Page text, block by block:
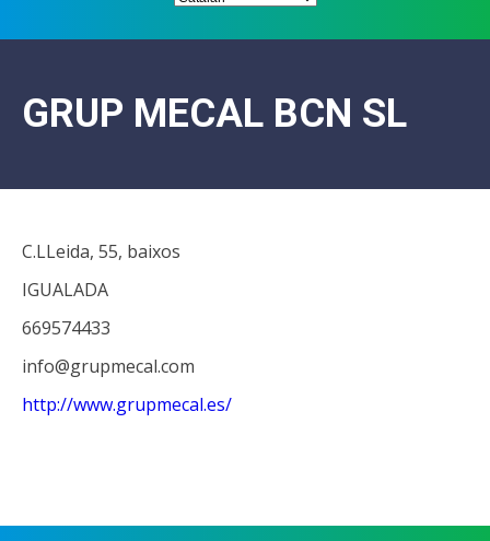
GRUP MECAL BCN SL
C.LLeida, 55, baixos
IGUALADA
669574433
info@grupmecal.com
http://www.grupmecal.es/